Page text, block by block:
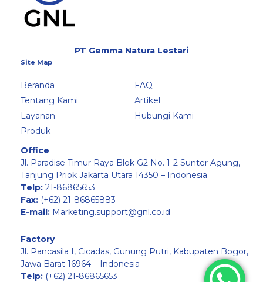
PT Gemma Natura Lestari
Site Map
Beranda
Tentang Kami
Layanan
Produk
FAQ
Artikel
Hubungi Kami
Office
Jl. Paradise Timur Raya Blok G2 No. 1-2 Sunter Agung,
Tanjung Priok Jakarta Utara 14350 – Indonesia
Telp: 21-86865653
Fax: (+62) 21-86865883
E-mail: Marketing.support@gnl.co.id
Factory
Jl. Pancasila I, Cicadas, Gunung Putri, Kabupaten Bogor,
Jawa Barat 16964 – Indonesia
Telp: (+62) 21-86865653